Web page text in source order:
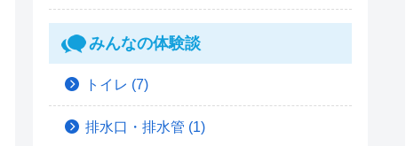
みんなの体験談
トイレ (7)
排水口・排水管 (1)